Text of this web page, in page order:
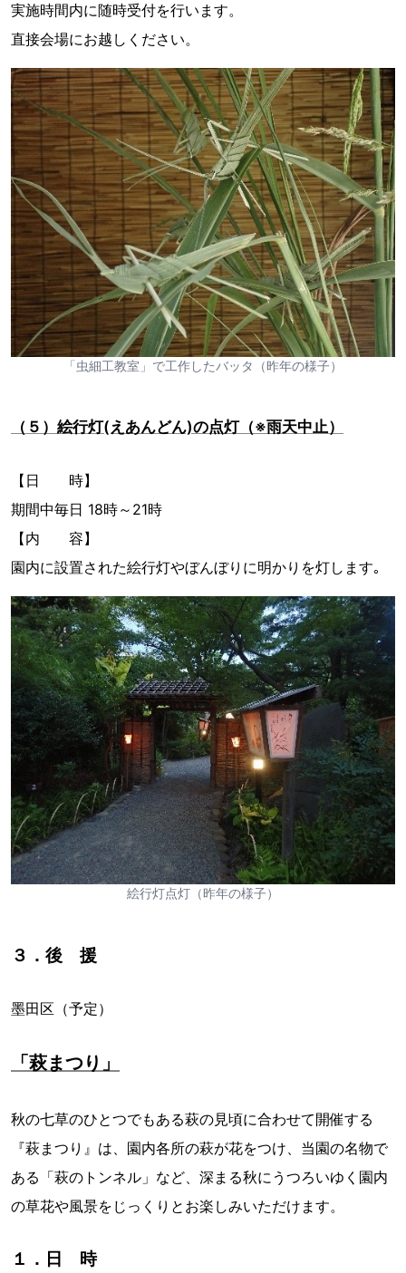
実施時間内に随時受付を行います。
直接会場にお越しください。
「虫細工教室」で工作したバッタ（昨年の様子）
（５）絵行灯(えあんどん)の点灯（※雨天中止）
【日 時】
期間中毎日 18時～21時
【内 容】
園内に設置された絵行灯やぼんぼりに明かりを灯します｡
絵行灯点灯（昨年の様子）
３．後 援
墨田区（予定）
「萩まつり」
秋の七草のひとつでもある萩の見頃に合わせて開催する
『萩まつり』は、園内各所の萩が花をつけ、当園の名物で
ある「萩のトンネル」など、深まる秋にうつろいゆく園内
の草花や風景をじっくりとお楽しみいただけます。
１．日 時